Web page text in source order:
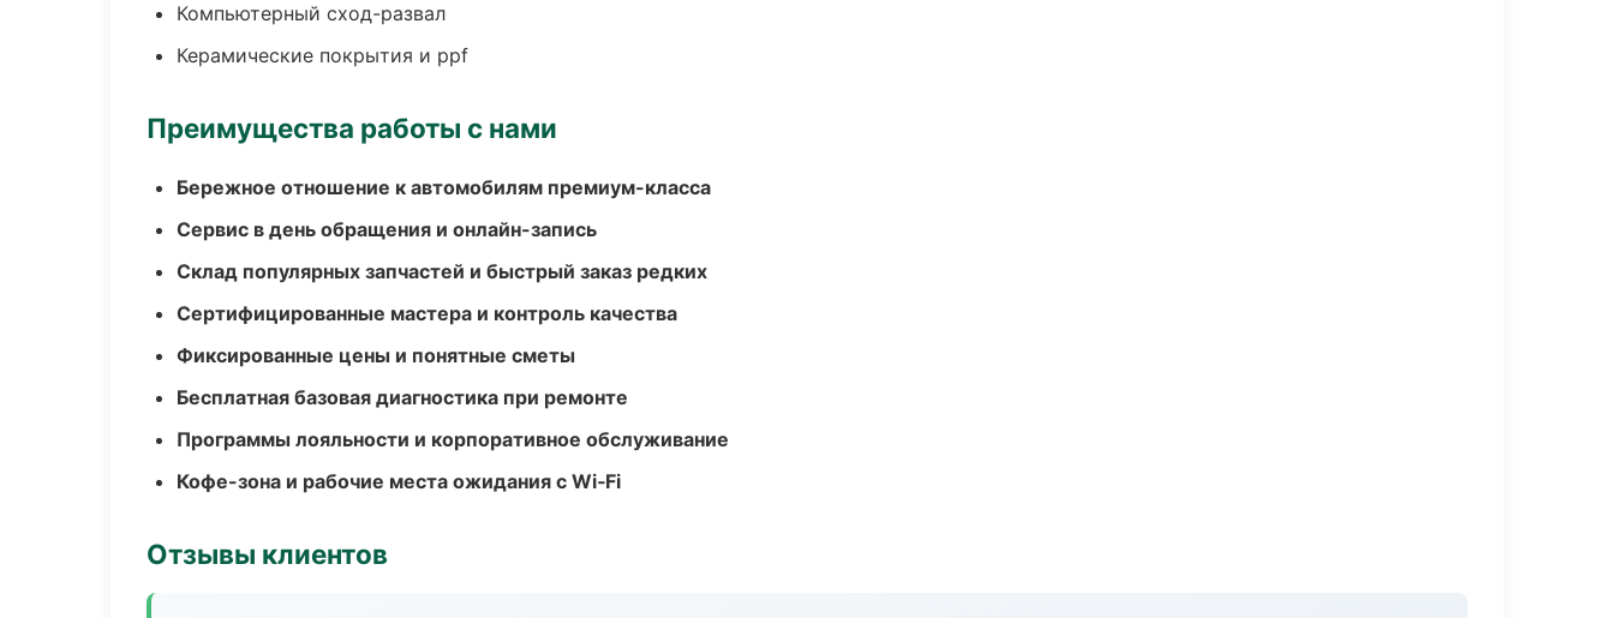
Компьютерный сход-развал
Керамические покрытия и ppf
Преимущества работы с нами
Бережное отношение к автомобилям премиум-класса
Сервис в день обращения и онлайн-запись
Склад популярных запчастей и быстрый заказ редких
Сертифицированные мастера и контроль качества
Фиксированные цены и понятные сметы
Бесплатная базовая диагностика при ремонте
Программы лояльности и корпоративное обслуживание
Кофе-зона и рабочие места ожидания с Wi‑Fi
Отзывы клиентов